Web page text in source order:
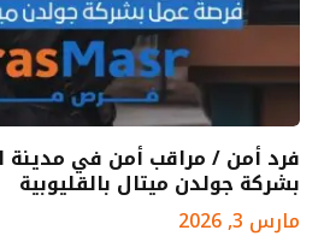
فرد أمن / مراقب أمن في مدينة
بشركة جولدن ميتال بالقليوبية
مارس 3, 2026